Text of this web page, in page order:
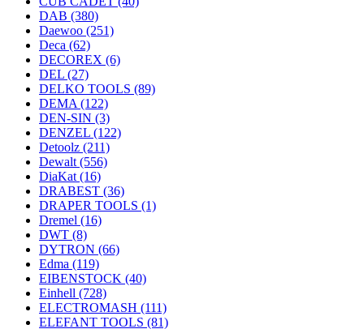
DAB (380)
Daewoo (251)
Deca (62)
DECOREX (6)
DEL (27)
DELKO TOOLS (89)
DEMA (122)
DEN-SIN (3)
DENZEL (122)
Detoolz (211)
Dewalt (556)
DiaKat (16)
DRABEST (36)
DRAPER TOOLS (1)
Dremel (16)
DWT (8)
DYTRON (66)
Edma (119)
EIBENSTOCK (40)
Einhell (728)
ELECTROMASH (111)
ELEFANT TOOLS (81)